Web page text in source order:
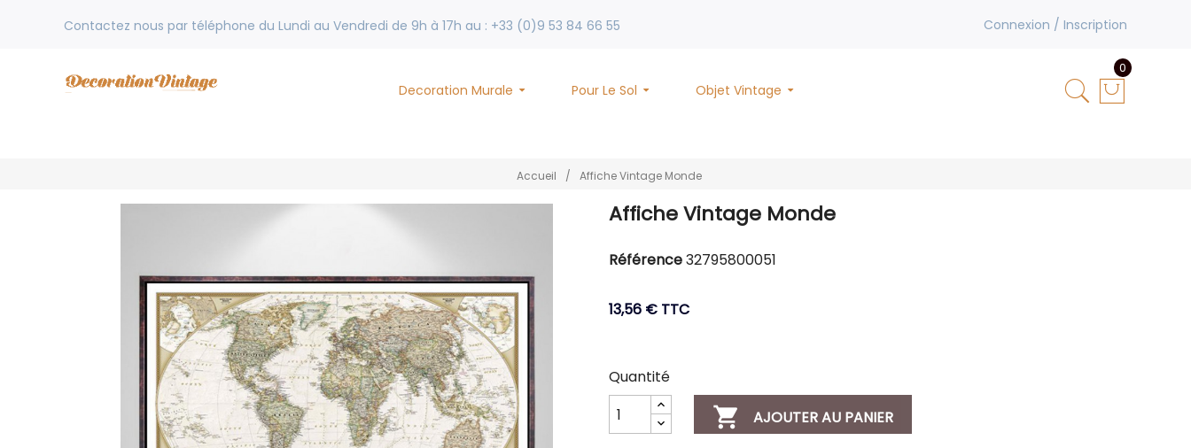
Contactez nous par téléphone du Lundi au Vendredi de 9h à 17h au : +33 (0)9 53 84 66 55 Connexion / Inscription
Decoration Murale Pour Le Sol Objet Vintage
0
Accueil / Affiche Vintage Monde
Affiche Vintage Monde
Référence32795800051
13,56 € TTC
Quantité
 AJOUTER AU PANIER